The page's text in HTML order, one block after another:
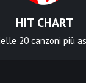
HIT CHART
20 canzoni più